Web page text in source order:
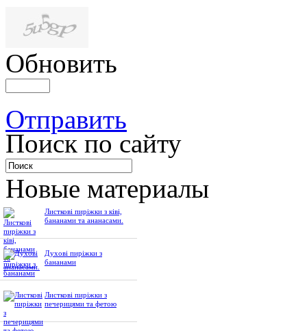
Обновить
Отправить
Поиск по сайту
Новые материалы
Листкові пиріжки з ківі,
бананами та ананасами.
Духові пиріжки з
бананами
Листкові пиріжки з
печерицями та фетою